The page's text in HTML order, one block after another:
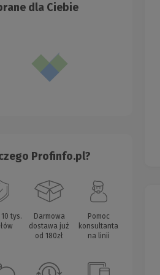
dla Ciebie
Profinfo.pl?
tys.
Darmowa
dostawa już
od 180zł
Pomoc
konsultanta
na linii